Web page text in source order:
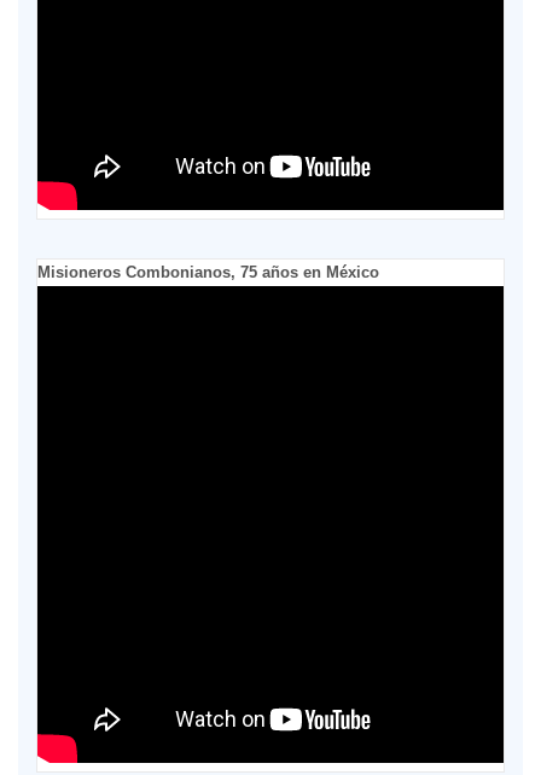
Misioneros Combonianos, 75 años en México